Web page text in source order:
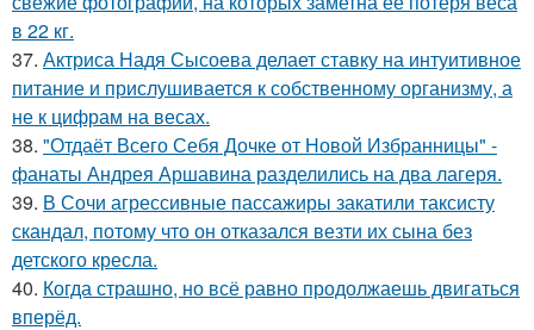
в 22 кг.
37. Актриса Надя Сысоева делает ставку на интуитивное
питание и прислушивается к собственному организму, а
не к цифрам на весах.
38. "Отдаёт Всего Себя Дочке от Новой Избранницы" -
фанаты Андрея Аршавина разделились на два лагеря.
39. В Сочи агрессивные пассажиры закатили таксисту
скандал, потому что он отказался везти их сына без
детского кресла.
40. Когда страшно, но всё равно продолжаешь двигаться
вперёд.